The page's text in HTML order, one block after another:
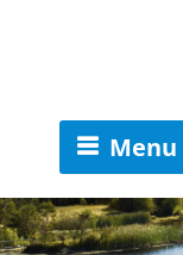
Menu